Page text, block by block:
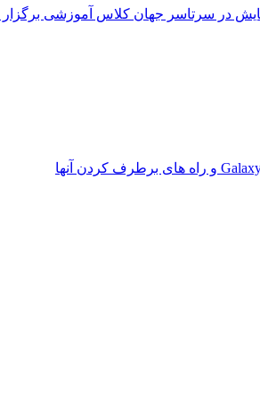
در سرتاسر جهان کلاس آموزشی